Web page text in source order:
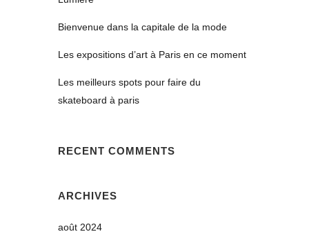
Bienvenue dans la capitale de la mode
Les expositions d’art à Paris en ce moment
Les meilleurs spots pour faire du
skateboard à paris
RECENT COMMENTS
ARCHIVES
août 2024